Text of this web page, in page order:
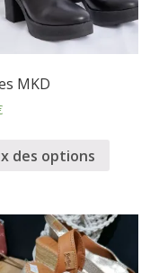
MKD
des options